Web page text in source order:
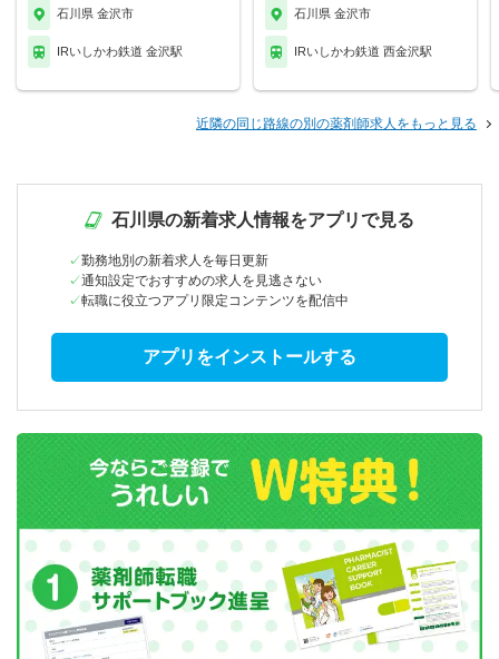
石川県 金沢市
IRいしかわ鉄道 金沢駅
石川県 金沢市
IRいしかわ鉄道 西金沢駅
近隣の同じ路線の別の薬剤師求人をもっと見る
石川県の新着求人情報をアプリで見る
勤務地別の新着求人を毎日更新
通知設定でおすすめの求人を見逃さない
転職に役立つアプリ限定コンテンツを配信中
アプリをインストールする